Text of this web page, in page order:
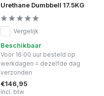
Urethane Dumbbell 17.5KG
Vergelijk
Beschikbaar
Voor 16:00 uur besteld op
werkdagen = dezelfde dag
verzonden
€146,95
Incl. btw